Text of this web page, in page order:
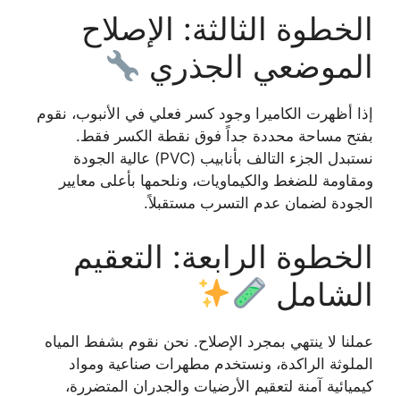
الخطوة الثالثة: الإصلاح
الموضعي الجذري
إذا أظهرت الكاميرا وجود كسر فعلي في الأنبوب، نقوم
بفتح مساحة محددة جداً فوق نقطة الكسر فقط.
نستبدل الجزء التالف بأنابيب (PVC) عالية الجودة
ومقاومة للضغط والكيماويات، ونلحمها بأعلى معايير
الجودة لضمان عدم التسرب مستقبلاً.
الخطوة الرابعة: التعقيم
الشامل
عملنا لا ينتهي بمجرد الإصلاح. نحن نقوم بشفط المياه
الملوثة الراكدة، ونستخدم مطهرات صناعية ومواد
كيميائية آمنة لتعقيم الأرضيات والجدران المتضررة،